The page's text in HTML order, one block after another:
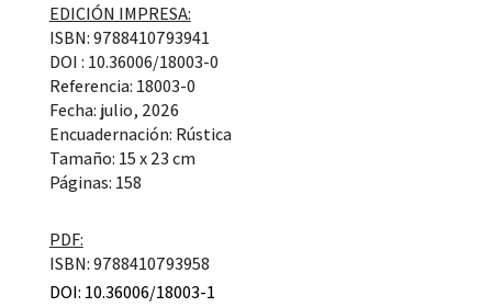
EDICIÓN IMPRESA:
ISBN: 9788410793941
DOI : 10.36006/18003-0
Referencia: 18003-0
Fecha: julio, 2026
Encuadernación: Rústica
Tamaño: 15 x 23 cm
Páginas: 158
PDF:
ISBN: 9788410793958
DOI: 10.36006/18003-1